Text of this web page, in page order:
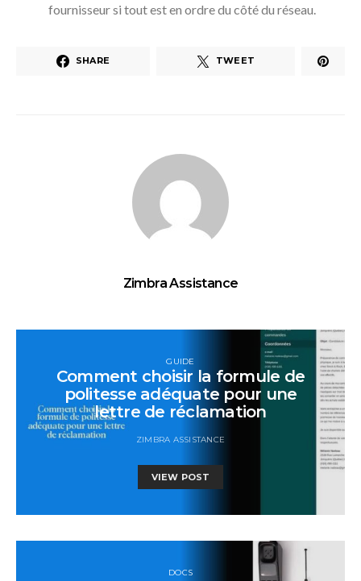
fournisseur si tout est en ordre du côté du réseau.
SHARE TWEET
Zimbra Assistance
GUIDE
Comment choisir la formule de
politesse adéquate pour une
lettre de réclamation
ZIMBRA ASSISTANCE
VIEW POST
DOCS